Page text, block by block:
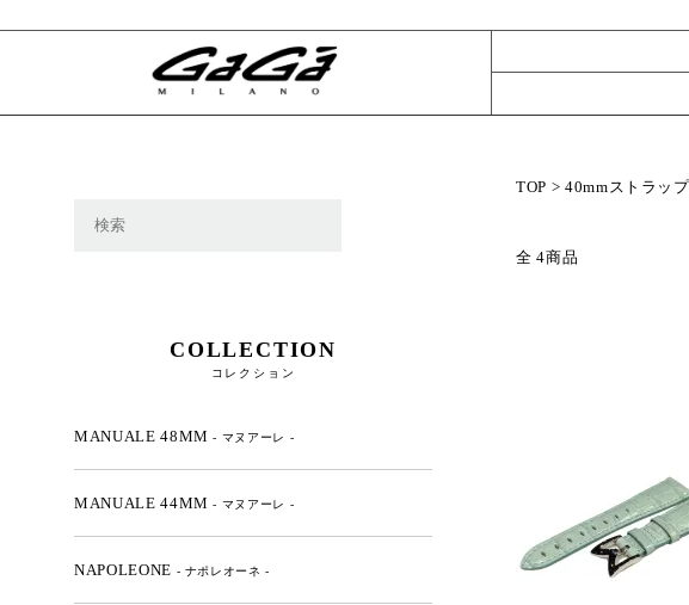
TOP > 40mmストラッ
全 4商品
COLLECTION
コレクション
MANUALE 48MM- マヌアーレ -
MANUALE 44MM- マヌアーレ -
NAPOLEONE - ナポレオーネ -